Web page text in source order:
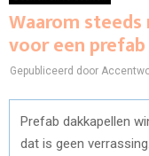
Waarom
voor een
Gepubliceerd door
Prefab dakkapellen
dat is geen